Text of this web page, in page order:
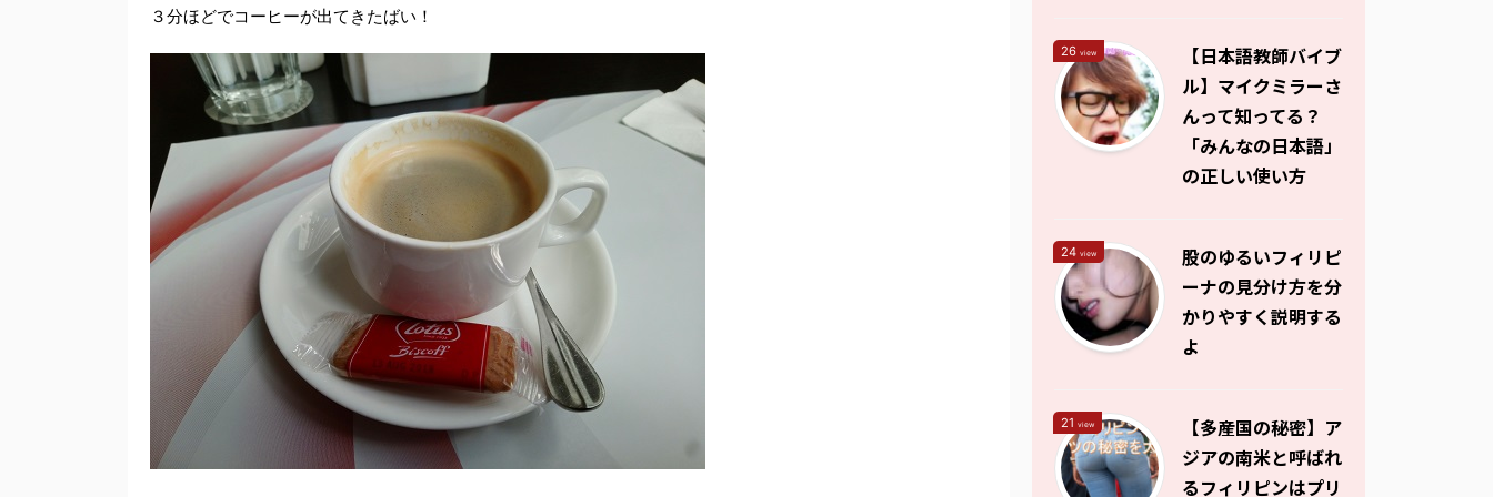
３分ほどでコーヒーが出てきたばい！
26 view
【日本語教師バイブ
ル】マイクミラーさ
んって知ってる？
「みんなの日本語」
の正しい使い方
24 view
股のゆるいフィリピ
ーナの見分け方を分
かりやすく説明する
よ
21 view
【多産国の秘密】ア
ジアの南米と呼ばれ
るフィリピンはプリ